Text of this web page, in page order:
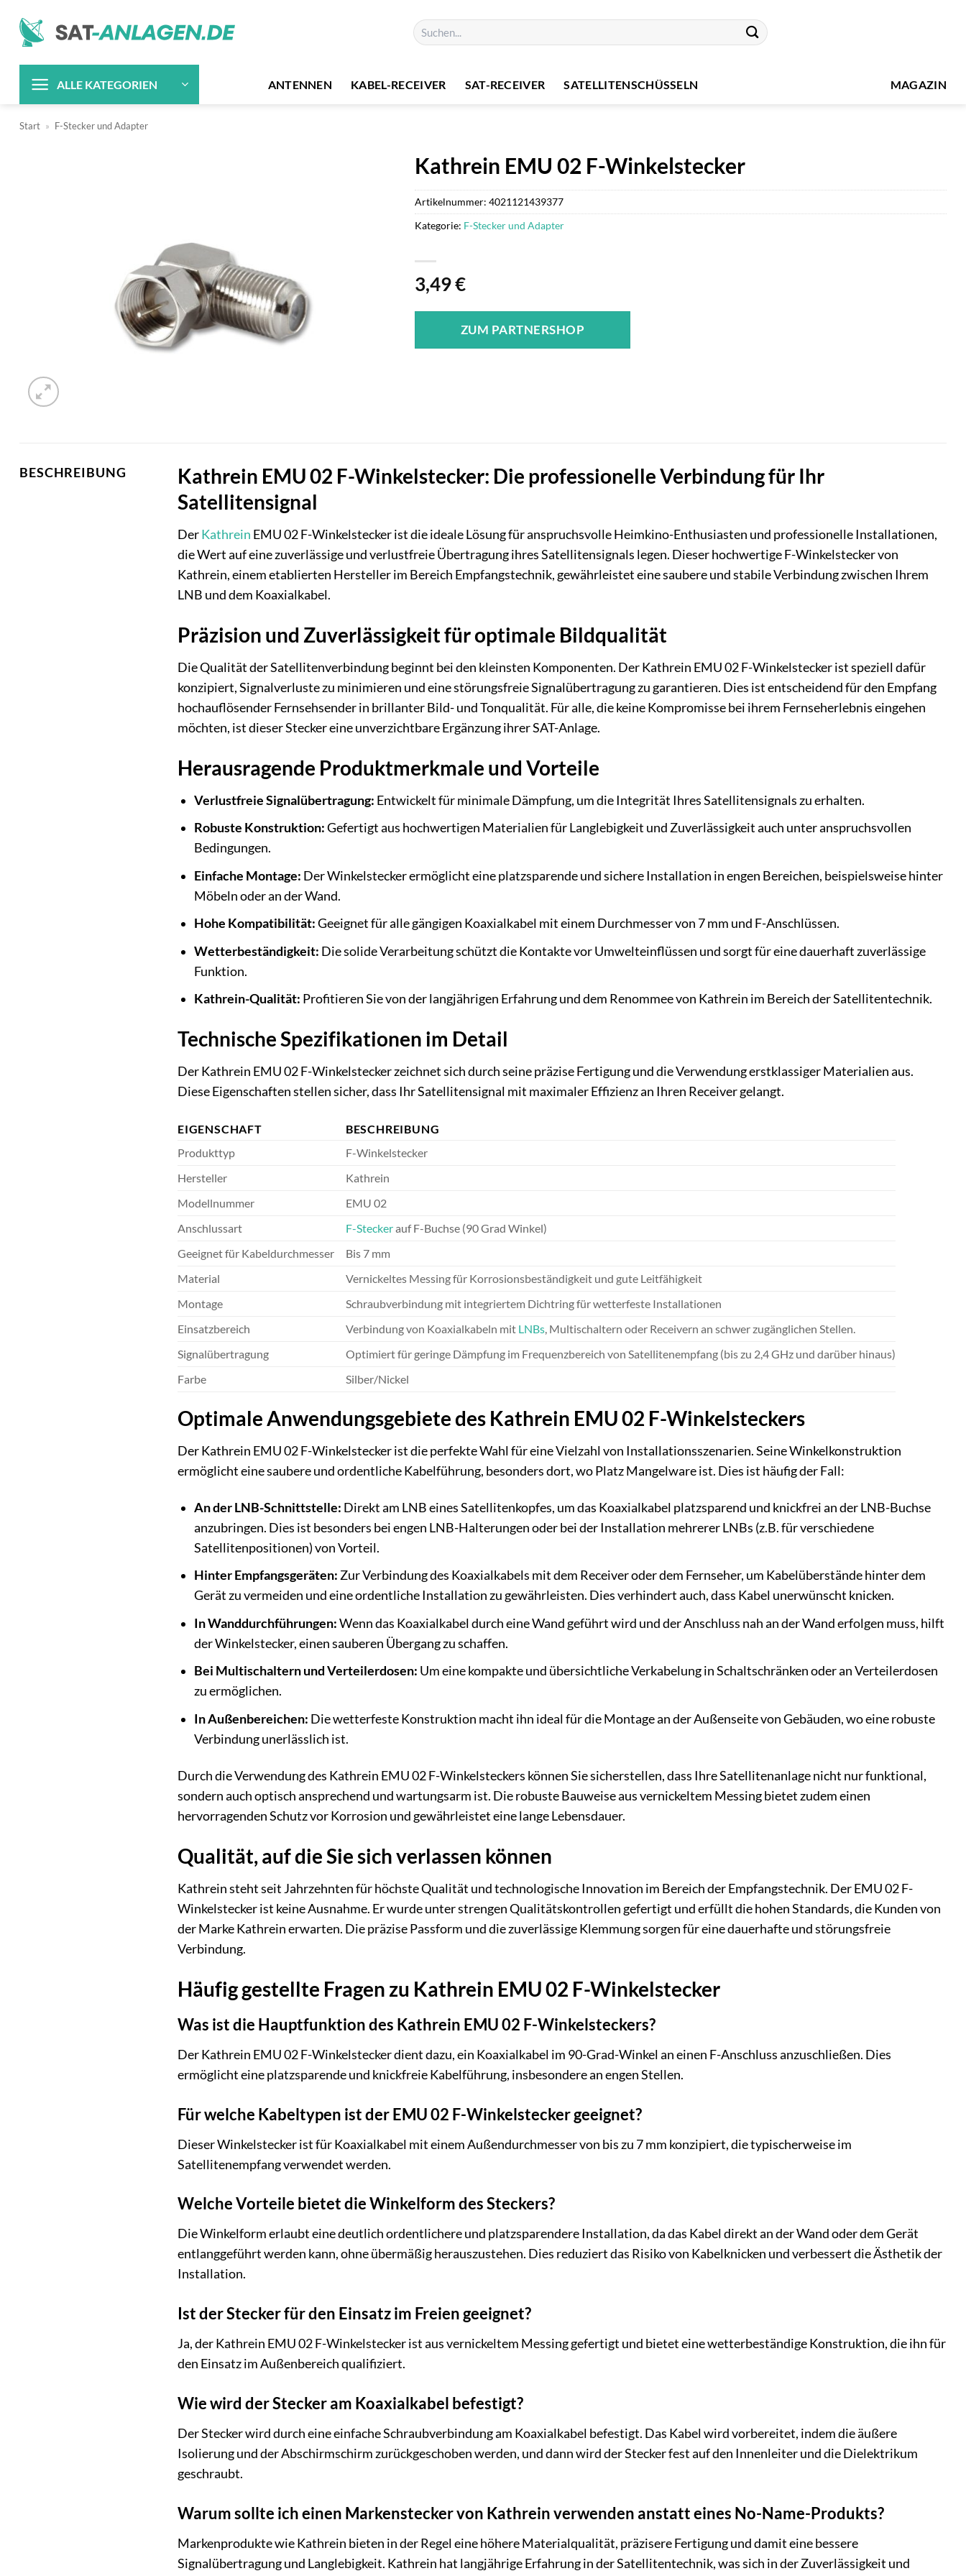
Inhalt
springen
Suchen
nach:
ALLE KATEGORIEN ANTENNEN KABEL-RECEIVER SAT-RECEIVER SATELLITENSCHÜSSELN MAGAZIN
Start » F-Stecker und Adapter
Kathrein EMU 02 F-Winkelstecker
3,49€
ZUM PARTNERSHOP
Artikelnummer: 4021121439377
Kategorie: F-Stecker und Adapter
BESCHREIBUNG
Kathrein EMU 02 F-Winkelstecker: Die professionelle Verbindung für Ihr
Satellitensignal
DerKathrein EMU 02 F-Winkelstecker ist die ideale Lösung für anspruchsvolle Heimkino-Enthusiasten und professionelle Installationen,
die Wert auf eine zuverlässige und verlustfreie Übertragung ihres Satellitensignals legen. Dieser hochwertige F-Winkelstecker von
Kathrein, einem etablierten Hersteller im Bereich Empfangstechnik, gewährleistet eine saubere und stabile Verbindung zwischen Ihrem
LNB und dem Koaxialkabel.
Präzision und Zuverlässigkeit für optimale Bildqualität
Die Qualität der Satellitenverbindung beginnt bei den kleinsten Komponenten. Der Kathrein EMU 02 F-Winkelstecker ist speziell dafür
konzipiert, Signalverluste zu minimieren und eine störungsfreie Signalübertragung zu garantieren. Dies ist entscheidend für den Empfang
hochauflösender Fernsehsender in brillanter Bild- und Tonqualität. Für alle, die keine Kompromisse bei ihrem Fernseherlebnis eingehen
möchten, ist dieser Stecker eine unverzichtbare Ergänzung ihrer SAT-Anlage.
Herausragende Produktmerkmale und Vorteile
Verlustfreie Signalübertragung: Entwickelt für minimale Dämpfung, um die Integrität Ihres Satellitensignals zu erhalten.
Robuste Konstruktion:Gefertigt aus hochwertigen Materialien für Langlebigkeit und Zuverlässigkeit auch unter anspruchsvollen
Bedingungen.
Einfache Montage: Der Winkelstecker ermöglicht eine platzsparende und sichere Installation in engen Bereichen, beispielsweise hinter
Möbeln oder an der Wand.
Hohe Kompatibilität:Geeignet für alle gängigen Koaxialkabel mit einem Durchmesser von 7 mm und F-Anschlüssen.
Wetterbeständigkeit: Die solide Verarbeitung schützt die Kontakte vor Umwelteinflüssen und sorgt für eine dauerhaft zuverlässige
Funktion.
Kathrein-Qualität: Profitieren Sie von der langjährigen Erfahrung und dem Renommee von Kathrein im Bereich der Satellitentechnik.
Technische Spezifikationen im Detail
Der Kathrein EMU 02 F-Winkelstecker zeichnet sich durch seine präzise Fertigung und die Verwendung erstklassiger Materialien aus.
Diese Eigenschaften stellen sicher, dass Ihr Satellitensignal mit maximaler Effizienz an Ihren Receiver gelangt.
EIGENSCHAFT
BESCHREIBUNG
Produkttyp
F-Winkelstecker
Hersteller
Kathrein
Modellnummer
EMU 02
Anschlussart
F-Steckerauf F-Buchse (90 Grad Winkel)
Geeignet für Kabeldurchmesser
Bis 7 mm
Material
Vernickeltes Messing für Korrosionsbeständigkeit und gute Leitfähigkeit
Montage
Schraubverbindung mit integriertem Dichtring für wetterfeste Installationen
Einsatzbereich
Verbindung von Koaxialkabeln mit LNBs, Multischaltern oder Receivern an schwer zugänglichen Stellen.
Signalübertragung
Optimiert für geringe Dämpfung im Frequenzbereich von Satellitenempfang (bis zu 2,4 GHz und darüber hinaus)
Farbe
Silber/Nickel
Optimale Anwendungsgebiete des Kathrein EMU 02 F-Winkelsteckers
Der Kathrein EMU 02 F-Winkelstecker ist die perfekte Wahl für eine Vielzahl von Installationsszenarien. Seine Winkelkonstruktion
ermöglicht eine saubere und ordentliche Kabelführung, besonders dort, wo Platz Mangelware ist. Dies ist häufig der Fall:
An der LNB-Schnittstelle: Direkt am LNB eines Satellitenkopfes, um das Koaxialkabel platzsparend und knickfrei an der LNB-Buchse
anzubringen. Dies ist besonders bei engen LNB-Halterungen oder bei der Installation mehrerer LNBs (z.B. für verschiedene
Satellitenpositionen) von Vorteil.
Hinter Empfangsgeräten:Zur Verbindung des Koaxialkabels mit dem Receiver oder dem Fernseher, um Kabelüberstände hinter dem
Gerät zu vermeiden und eine ordentliche Installation zu gewährleisten. Dies verhindert auch, dass Kabel unerwünscht knicken.
In Wanddurchführungen:Wenn das Koaxialkabel durch eine Wand geführt wird und der Anschluss nah an der Wand erfolgen muss, hilft
der Winkelstecker, einen sauberen Übergang zu schaffen.
Bei Multischaltern und Verteilerdosen: Um eine kompakte und übersichtliche Verkabelung in Schaltschränken oder an Verteilerdosen
zu ermöglichen.
In Außenbereichen: Die wetterfeste Konstruktion macht ihn ideal für die Montage an der Außenseite von Gebäuden, wo eine robuste
Verbindung unerlässlich ist.
Durch die Verwendung des Kathrein EMU 02 F-Winkelsteckers können Sie sicherstellen, dass Ihre Satellitenanlage nicht nur funktional,
sondern auch optisch ansprechend und wartungsarm ist. Die robuste Bauweise aus vernickeltem Messing bietet zudem einen
hervorragenden Schutz vor Korrosion und gewährleistet eine lange Lebensdauer.
Qualität, auf die Sie sich verlassen können
Kathrein steht seit Jahrzehnten für höchste Qualität und technologische Innovation im Bereich der Empfangstechnik. Der EMU 02 F-
Winkelstecker ist keine Ausnahme. Er wurde unter strengen Qualitätskontrollen gefertigt und erfüllt die hohen Standards, die Kunden von
der Marke Kathrein erwarten. Die präzise Passform und die zuverlässige Klemmung sorgen für eine dauerhafte und störungsfreie
Verbindung.
Häufig gestellte Fragen zu Kathrein EMU 02 F-Winkelstecker
Was ist die Hauptfunktion des Kathrein EMU 02 F-Winkelsteckers?
Der Kathrein EMU 02 F-Winkelstecker dient dazu, ein Koaxialkabel im 90-Grad-Winkel an einen F-Anschluss anzuschließen. Dies
ermöglicht eine platzsparende und knickfreie Kabelführung, insbesondere an engen Stellen.
Für welche Kabeltypen ist der EMU 02 F-Winkelstecker geeignet?
Dieser Winkelstecker ist für Koaxialkabel mit einem Außendurchmesser von bis zu 7 mm konzipiert, die typischerweise im
Satellitenempfang verwendet werden.
Welche Vorteile bietet die Winkelform des Steckers?
Die Winkelform erlaubt eine deutlich ordentlichere und platzsparendere Installation, da das Kabel direkt an der Wand oder dem Gerät
entlanggeführt werden kann, ohne übermäßig herauszustehen. Dies reduziert das Risiko von Kabelknicken und verbessert die Ästhetik der
Installation.
Ist der Stecker für den Einsatz im Freien geeignet?
Ja, der Kathrein EMU 02 F-Winkelstecker ist aus vernickeltem Messing gefertigt und bietet eine wetterbeständige Konstruktion, die ihn für
den Einsatz im Außenbereich qualifiziert.
Wie wird der Stecker am Koaxialkabel befestigt?
Der Stecker wird durch eine einfache Schraubverbindung am Koaxialkabel befestigt. Das Kabel wird vorbereitet, indem die äußere
Isolierung und der Abschirmschirm zurückgeschoben werden, und dann wird der Stecker fest auf den Innenleiter und die Dielektrikum
geschraubt.
Warum sollte ich einen Markenstecker von Kathrein verwenden anstatt eines No-Name-Produkts?
Markenprodukte wie Kathrein bieten in der Regel eine höhere Materialqualität, präzisere Fertigung und damit eine bessere
Signalübertragung und Langlebigkeit. Kathrein hat langjährige Erfahrung in der Satellitentechnik, was sich in der Zuverlässigkeit und